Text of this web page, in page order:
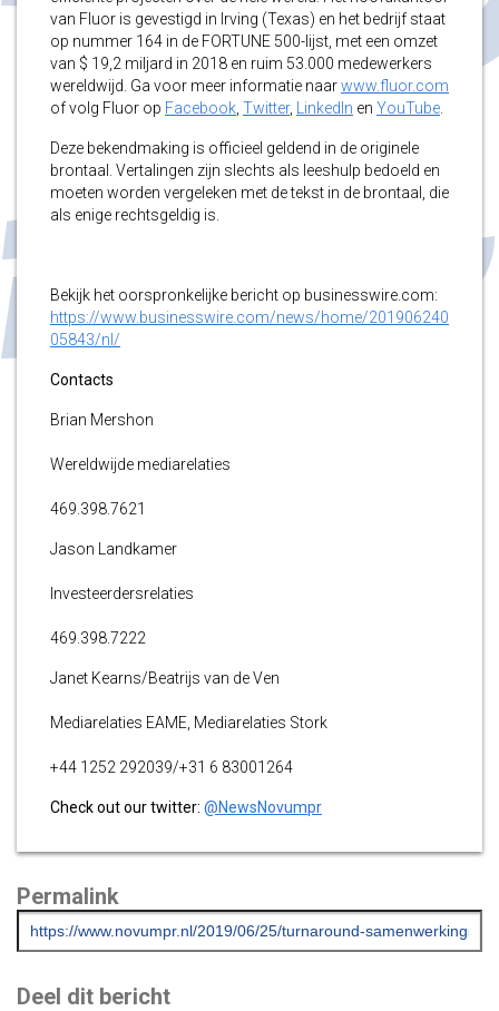
van Fluor is gevestigd in Irving (Texas) en het bedrijf staat
op nummer 164 in de FORTUNE 500-lijst, met een omzet
van $ 19,2 miljard in 2018 en ruim 53.000 medewerkers
wereldwijd. Ga voor meer informatie naarwww.fluor.com
of volg Fluor op Facebook Twitter, LinkedIn en YouTube
Deze bekendmaking is officieel geldend in de originele
brontaal. Vertalingen zijn slechts als leeshulp bedoeld en
moeten worden vergeleken met de tekst in de brontaal, die
als enige rechtsgeldig is.
Bekijk het oorspronkelijke bericht op businesswire.com:
https://www.businesswire.com/news/home/201906240
05843/nl/
Contacts
Brian Mershon
Wereldwijde mediarelaties
469.398.7621
Jason Landkamer
Investeerdersrelaties
469.398.7222
Janet Kearns/Beatrijs van de Ven
Mediarelaties EAME, Mediarelaties Stork
+44 1252 292039/+31 6 83001264
Check out our twitter: @NewsNovumpr
Permalink
Deel dit bericht